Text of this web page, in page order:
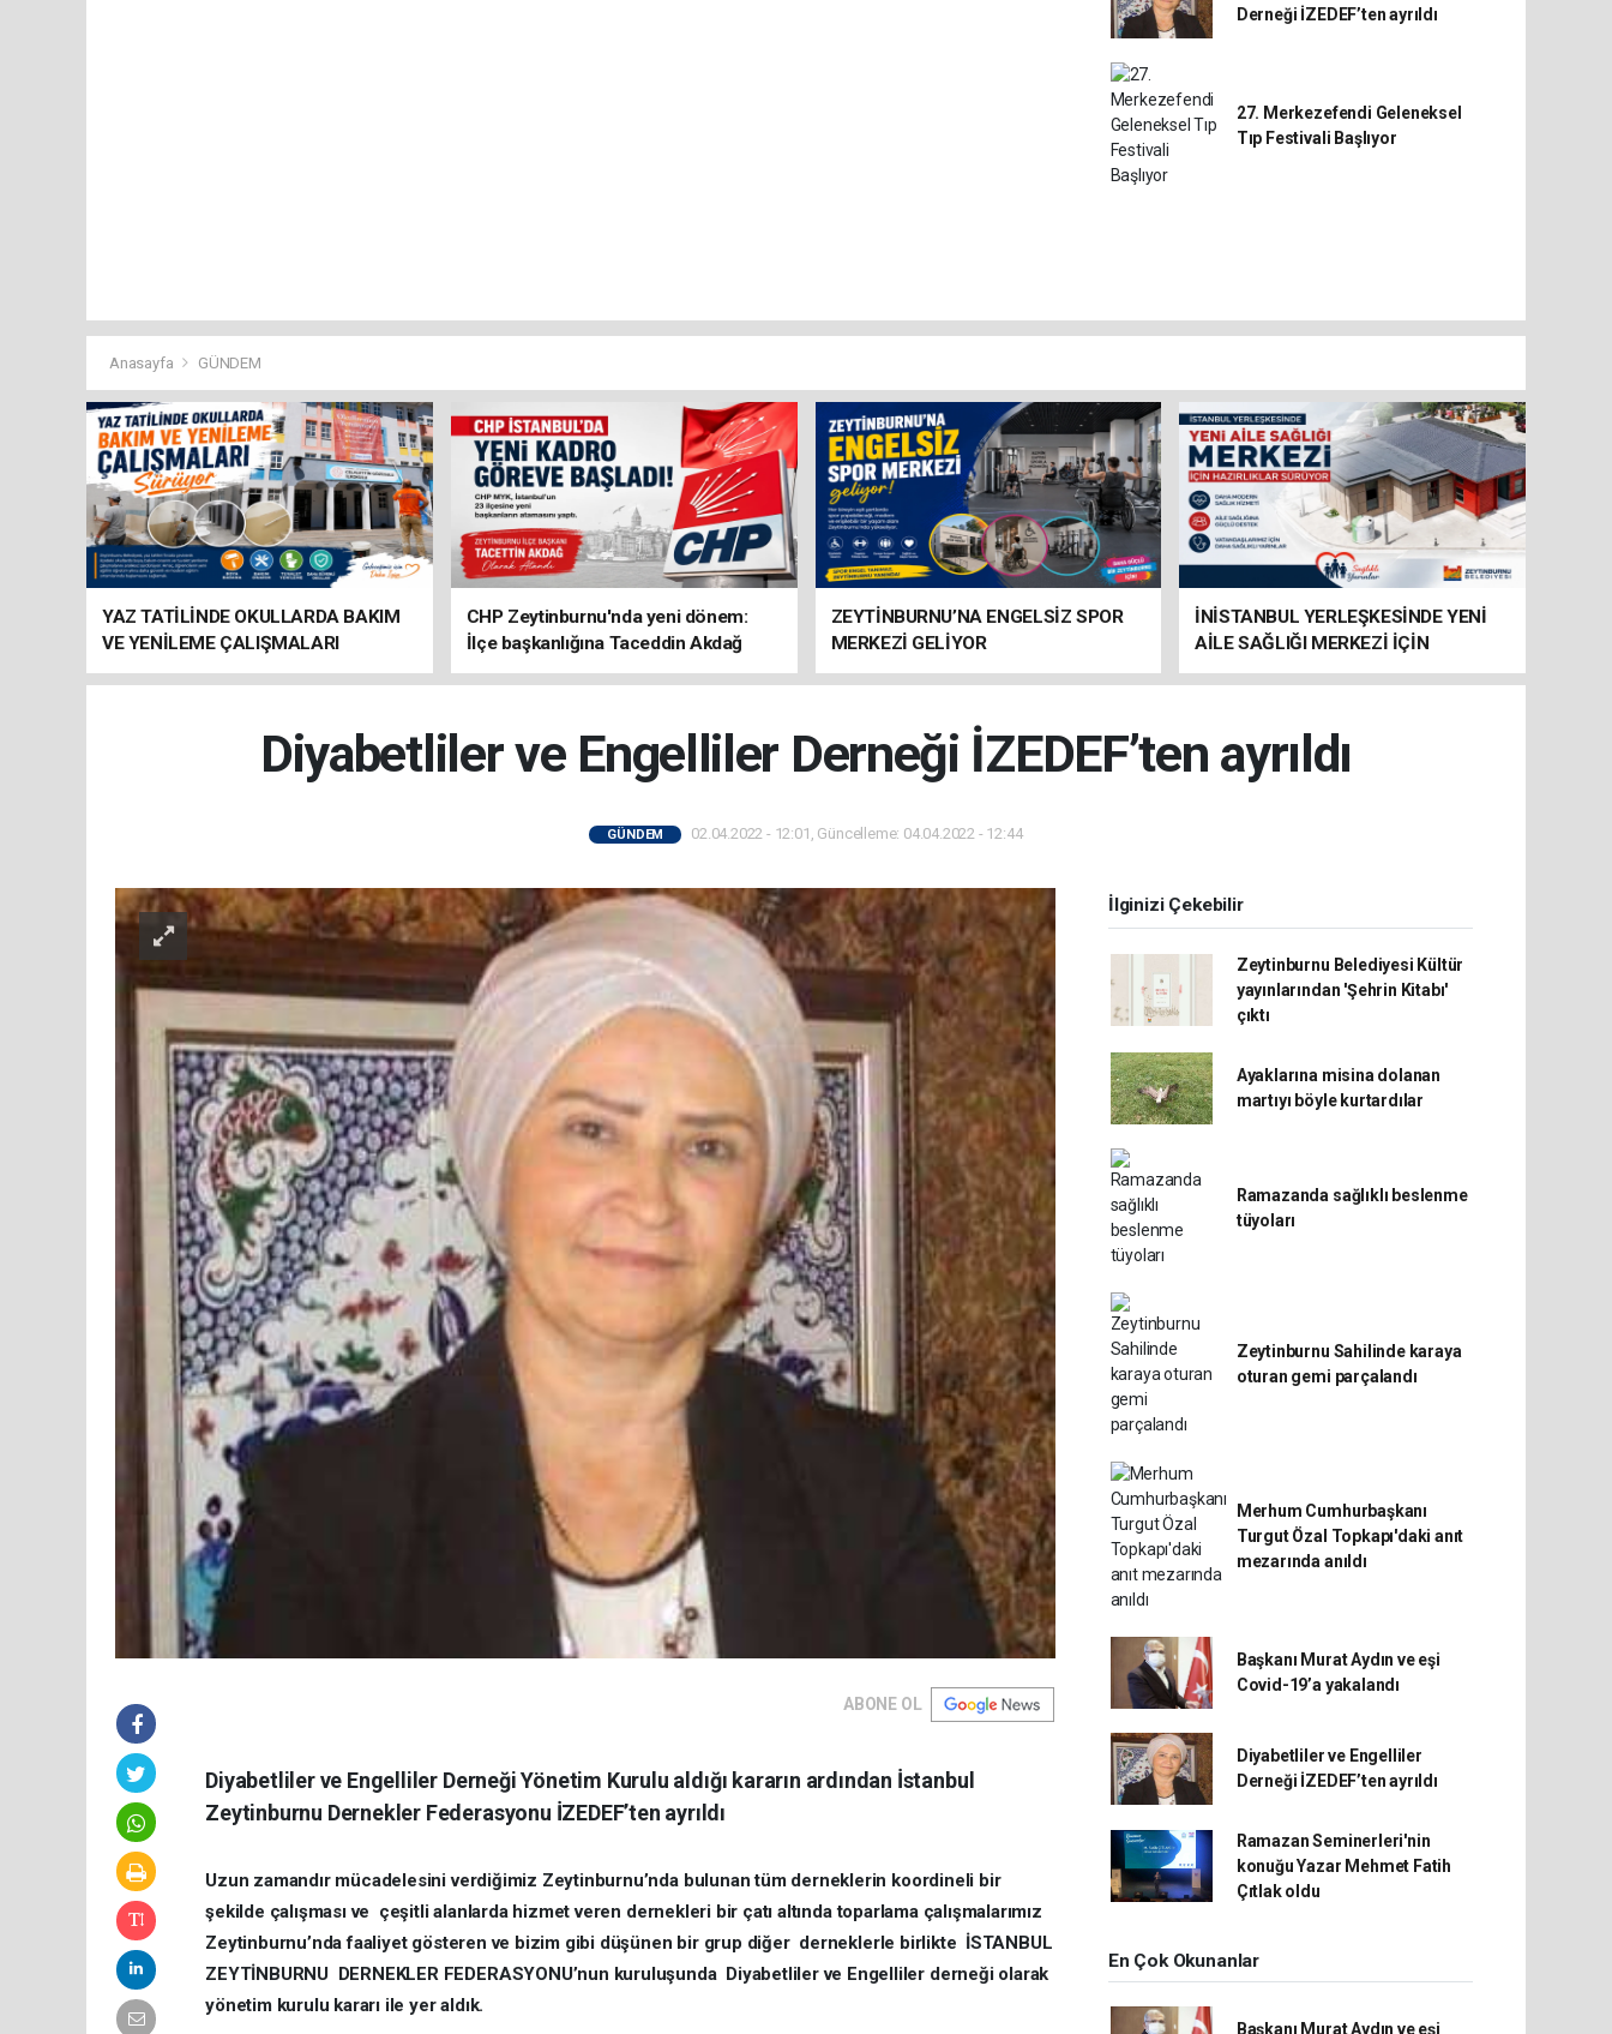
Derneği İZEDEF’ten ayrıldı
27. Merkezefendi Geleneksel
Tıp Festivali Başlıyor
Anasayfa GÜNDEM
YAZ TATİLİNDE OKULLARDA BAKIM
VE YENİLEME ÇALIŞMALARI
SÜRÜYOR
CHP Zeytinburnu'nda yeni dönem:
İlçe başkanlığına Taceddin Akdağ
atandı
ZEYTİNBURNU’NA ENGELSİZ SPOR
MERKEZİ GELİYOR
İNİSTANBUL YERLEŞKESİNDE YENİ
AİLE SAĞLIĞI MERKEZİ İÇİN
HAZIRLIKLAR SÜRÜYOR
Diyabetliler ve Engelliler Derneği İZEDEF’ten ayrıldı
GÜNDEM 02.04.2022 - 12:01, Güncelleme: 04.04.2022 - 12:44
ABONE OL
Diyabetliler ve Engelliler Derneği Yönetim Kurulu aldığı kararın ardından İstanbul
Zeytinburnu Dernekler Federasyonu İZEDEF’ten ayrıldı
Uzun zamandır mücadelesini verdiğimiz Zeytinburnu’nda bulunan tüm derneklerin koordineli bir
şekilde çalışması ve çeşitli alanlarda hizmet veren dernekleri bir çatı altında toparlama çalışmalarımız
Zeytinburnu’nda faaliyet gösteren ve bizim gibi düşünen bir grup diğer derneklerle birlikte İSTANBUL
ZEYTİNBURNU DERNEKLER FEDERASYONU’nun kuruluşunda Diyabetliler ve Engelliler derneği olarak
yönetim kurulu kararı ile yer aldık.
İlginizi Çekebilir
Zeytinburnu Belediyesi Kültür
yayınlarından 'Şehrin Kitabı'
çıktı
Ayaklarına misina dolanan
martıyı böyle kurtardılar
Ramazanda sağlıklı beslenme
tüyoları
Zeytinburnu Sahilinde karaya
oturan gemi parçalandı
Merhum Cumhurbaşkanı
Turgut Özal Topkapı'daki anıt
mezarında anıldı
Başkanı Murat Aydın ve eşi
Covid-19’a yakalandı
Diyabetliler ve Engelliler
Derneği İZEDEF’ten ayrıldı
Ramazan Seminerleri'nin
konuğu Yazar Mehmet Fatih
Çıtlak oldu
En Çok Okunanlar
Başkanı Murat Aydın ve eşi